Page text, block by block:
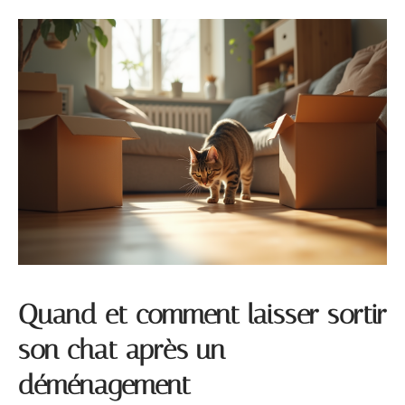
Quand et comment laisser sortir
son chat après un
déménagement